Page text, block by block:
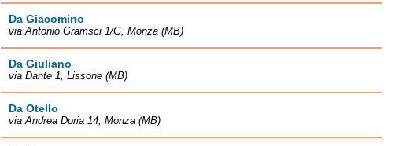
Da Giacomino
via Antonio Gramsci 1/G, Monza (MB)
Da Giuliano
via Dante 1, Lissone (MB)
Da Otello
via Andrea Doria 14, Monza (MB)